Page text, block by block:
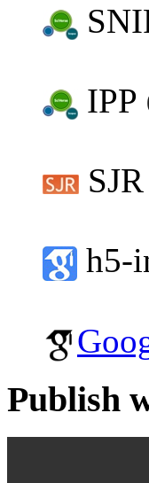
IPP
SJR
h5-
Publish